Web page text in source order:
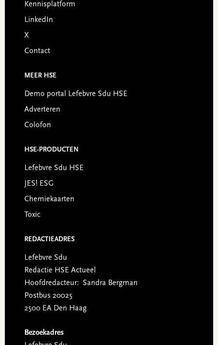
Kennisplatform
LinkedIn
X
Contact
MEER HSE
Demo portal Lefebvre Sdu HSE
Adverteren
Colofon
HSE-PRODUCTEN
Lefebvre Sdu HSE
JES! ESG
Chemiekaarten
Toxic
REDACTIEADRES
Lefebvre Sdu
Redactie HSE Actueel
Hoofdredacteur: Sandra Bergman
Postbus 20025
2500 EA Den Haag
Bezoekadres